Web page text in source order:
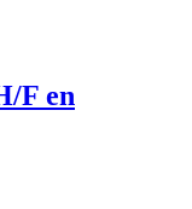
F en